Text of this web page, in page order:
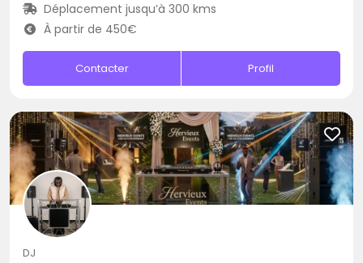
Déplacement jusqu’à 300 kms
À partir de 450€
Contacter Profil
DJ